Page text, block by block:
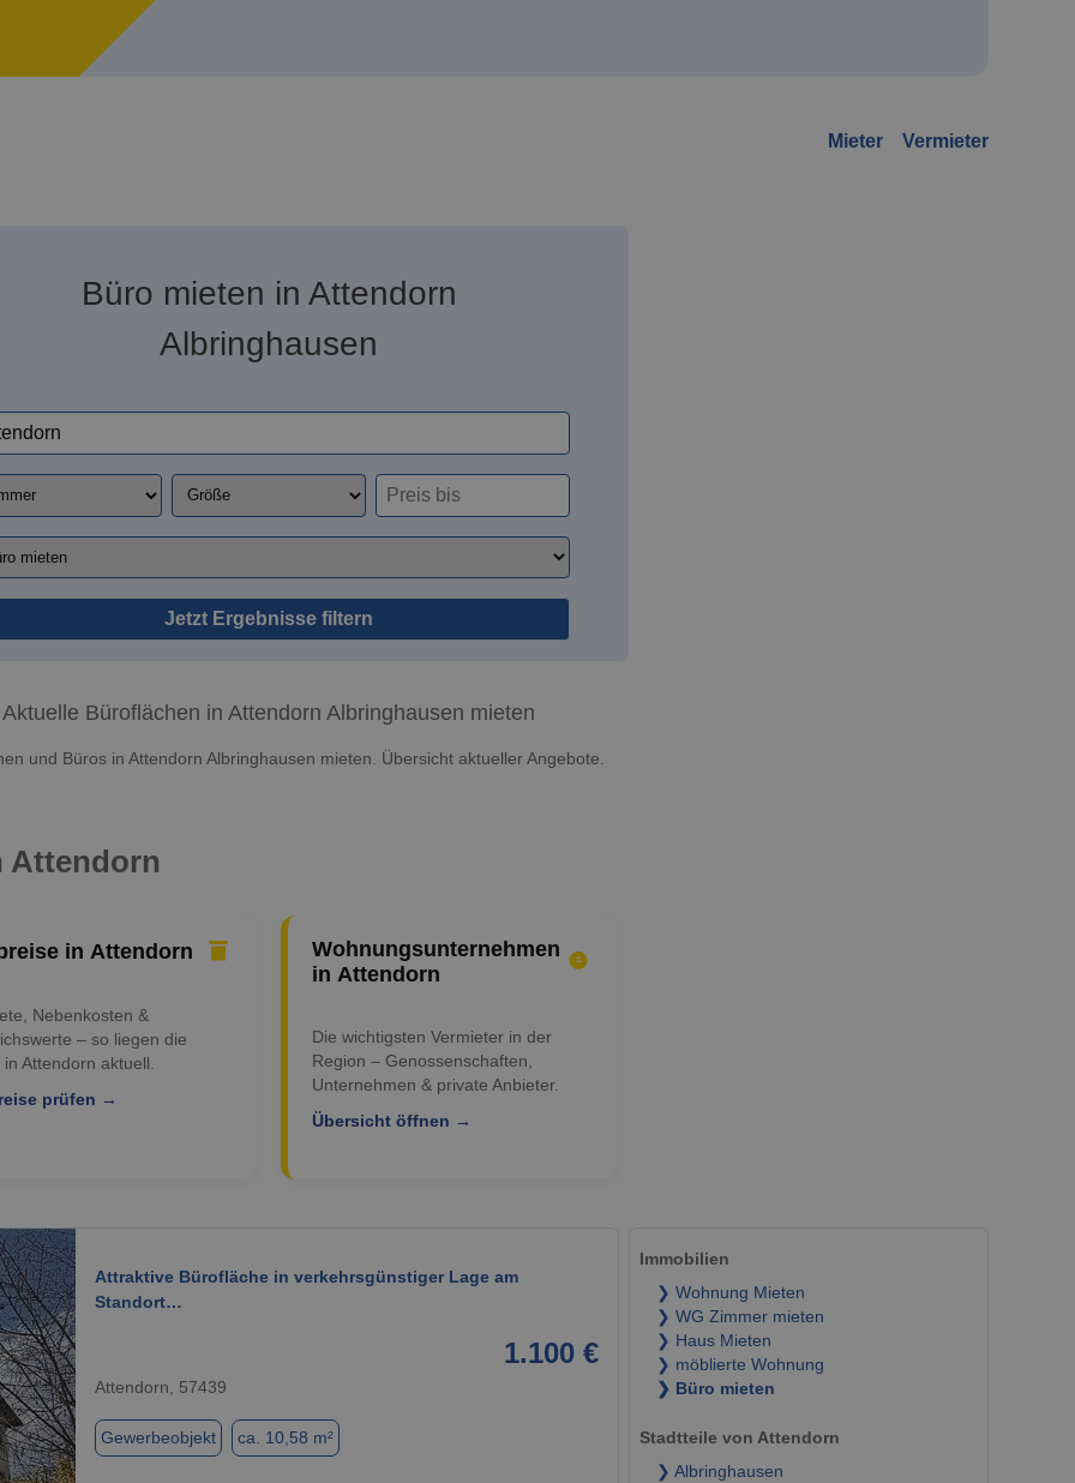
Mieter Vermieter
Büro mieten in Attendorn
Albringhausen
Jetzt Ergebnisse filtern
Aktuelle Büroflächen in Attendorn Albringhausen mieten
und Büros in Attendorn Albringhausen mieten. Übersicht aktueller Angebote.
Attendorn
in Attendorn
Nebenkosten &
– so liegen die
Attendorn aktuell.
prüfen →
Wohnungsunternehmen
in Attendorn
Die wichtigsten Vermieter in der
Region – Genossenschaften,
Unternehmen & private Anbieter.
Übersicht öffnen →
Attraktive Bürofläche in verkehrsgünstiger Lage am
Standort…
1.100 €
Attendorn, 57439
Gewerbeobjekt ca. 10,58 m²
Immobilien
❯ Wohnung Mieten
❯ WG Zimmer mieten
❯ Haus Mieten
❯ möblierte Wohnung
❯ Büro mieten
Stadtteile von Attendorn
❯ Albringhausen